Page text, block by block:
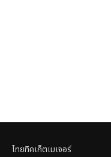
ไทยทิคเก็ตเมเจอร์